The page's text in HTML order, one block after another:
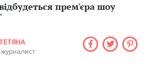
прем'єра шоу